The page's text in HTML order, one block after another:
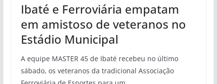
Ibaté e Ferroviária empatam
em amistoso de veteranos no
Estádio Municipal
A equipe MASTER 45 de Ibaté recebeu no último
sábado, os veteranos da tradicional Associação